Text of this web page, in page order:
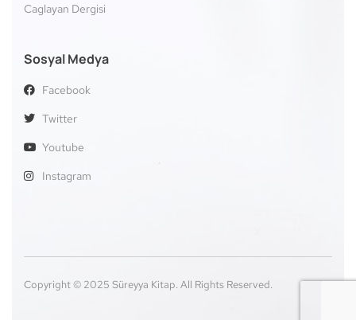
Caglayan Dergisi
Sosyal Medya
Facebook
Twitter
Youtube
Instagram
Copyright © 2025 Süreyya Kitap. All Rights Reserved.